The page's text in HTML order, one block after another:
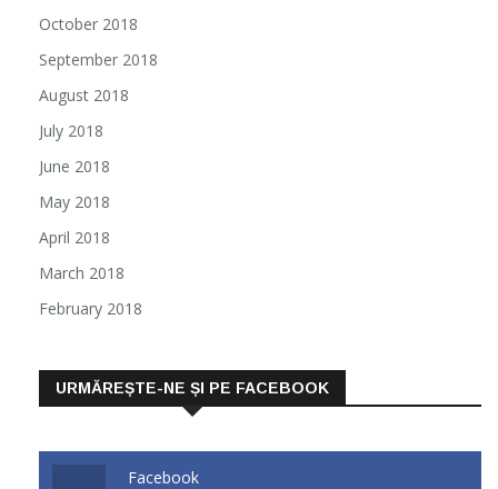
October 2018
September 2018
August 2018
July 2018
June 2018
May 2018
April 2018
March 2018
February 2018
URMĂREȘTE-NE ȘI PE FACEBOOK
Facebook